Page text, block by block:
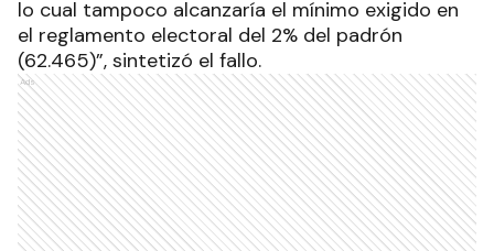
lo cual tampoco alcanzaría el mínimo exigido en
el reglamento electoral del 2% del padrón
(62.465)”, sintetizó el fallo.
Ads